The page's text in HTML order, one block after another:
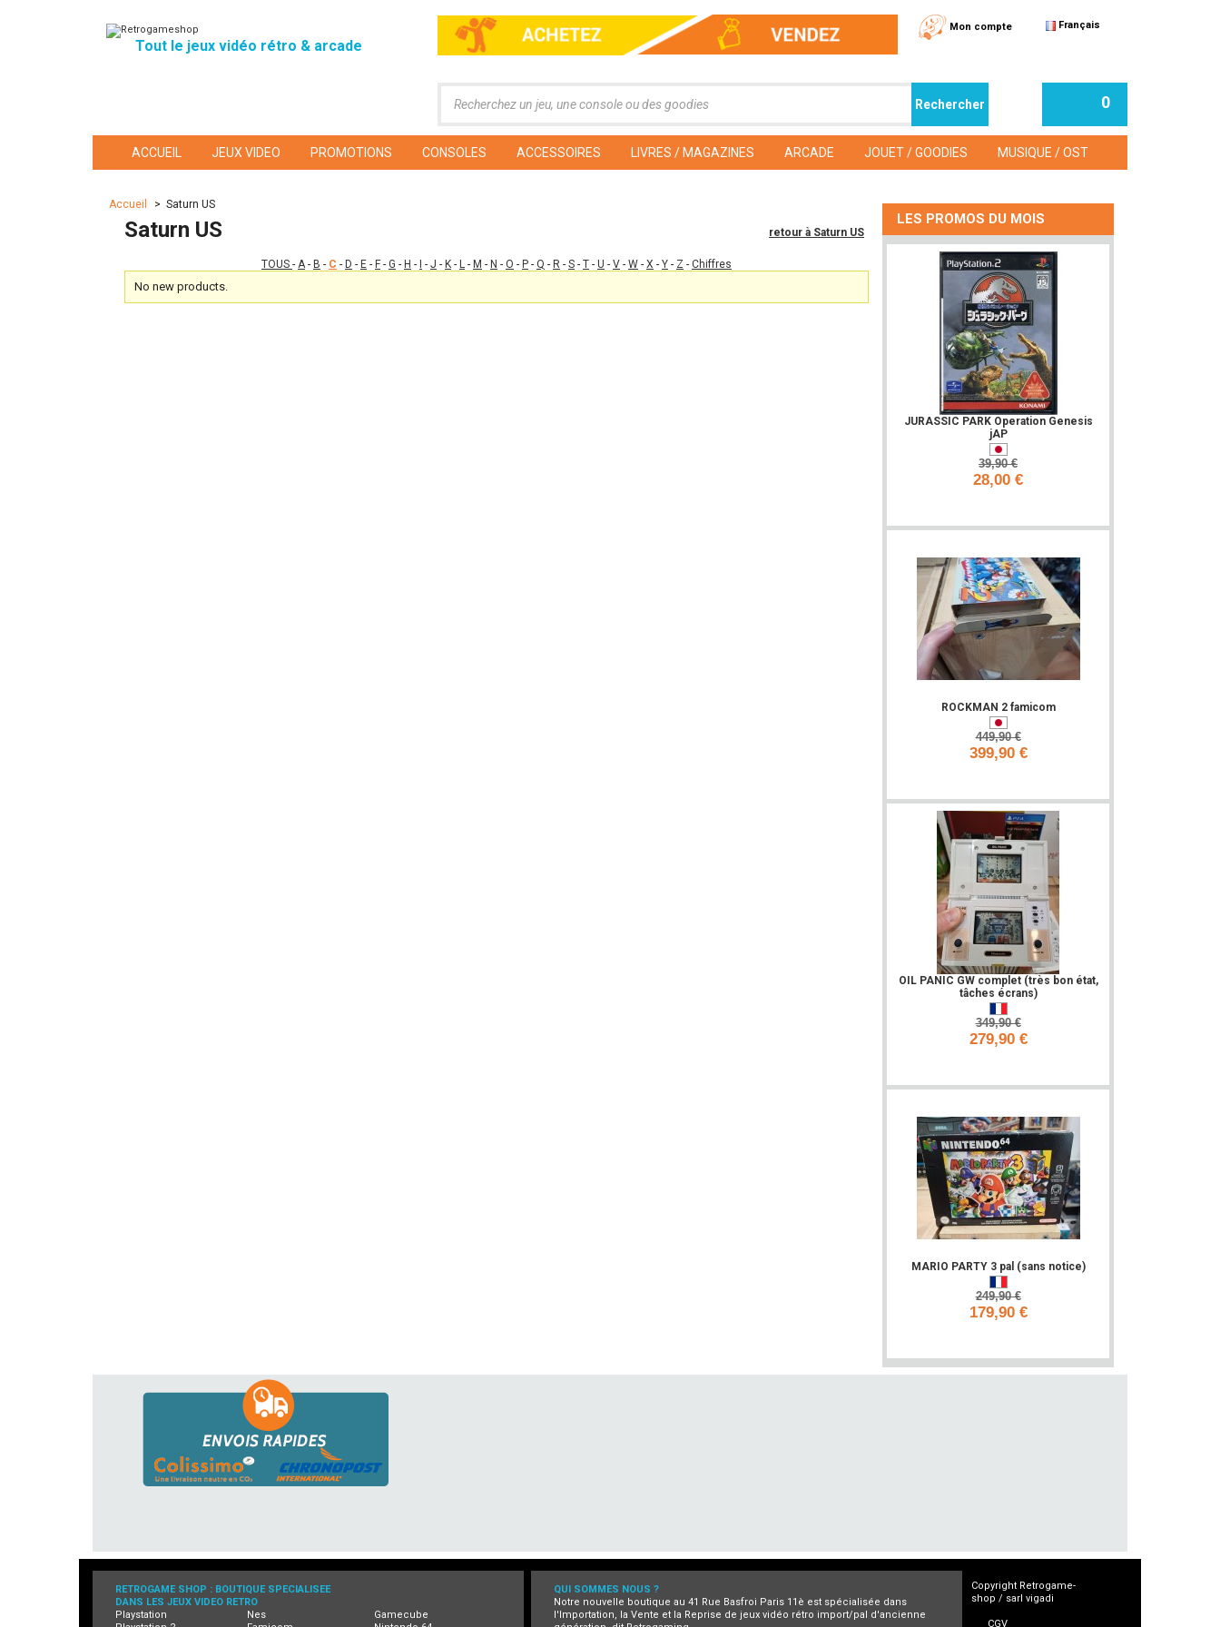
Tout le jeux vidéo rétro & arcade
Mon compte Français
0
ACCUEIL JEUX VIDEO PROMOTIONS CONSOLES ACCESSOIRES LIVRES / MAGAZINES ARCADE JOUET / GOODIES MUSIQUE / OST
Accueil > Saturn US
retour à Saturn US
Saturn US
TOUS - A- B - C - D - E - F - G - H - - J - K - L - M - N - O - P - Q - R - S - T - U - V - W - X - Y - Z - Chiffres
No new products.
LES PROMOS DU MOIS
JURASSIC PARK Operation Genesis
jAP
39,90 €
28,00 €
ROCKMAN 2 famicom
449,90 €
399,90 €
OIL PANIC GW complet (très bon état,
tâches écrans)
349,90 €
279,90 €
MARIO PARTY 3 pal (sans notice)
249,90 €
179,90 €
RETROGAME SHOP : BOUTIQUE SPECIALISEE
DANS LES JEUX VIDEO RETRO
Playstation
Nes
Gamecube
QUI SOMMES NOUS ?
Notre nouvelle boutique au 41 Rue Basfroi Paris 11è est spécialisée dans
l'Importation, la Vente et la Reprise de jeux vidéo rétro import/pal d'ancienne
Copyright Retrogame-
shop / sarl vigadi
CGV